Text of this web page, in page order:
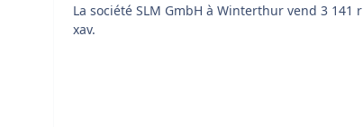
La société SLM GmbH à Winterthur vend 3 141 r
xav.